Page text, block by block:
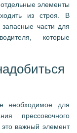
элементы
из строя. В
части для
которые
необходимое для
прессовочного
важный элемент